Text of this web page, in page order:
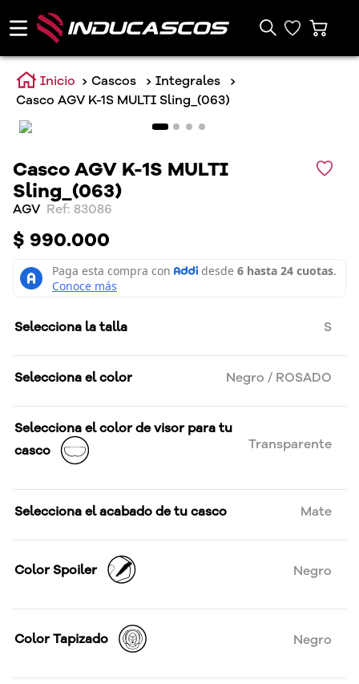
Cascos
Integrales
Casco AGV K-1S MULTI Sling_(063)
Casco AGV K-1S MULTI
Sling_(063)
AGV : 83086
$ 990.000
Selecciona el color Negro / ROSADO
Selecciona la talla S
Selecciona el color de visor para tu
casco
Transparente
Selecciona el acabado de tu casco Mate
Color Spoiler Negro
Color Tapizado Negro